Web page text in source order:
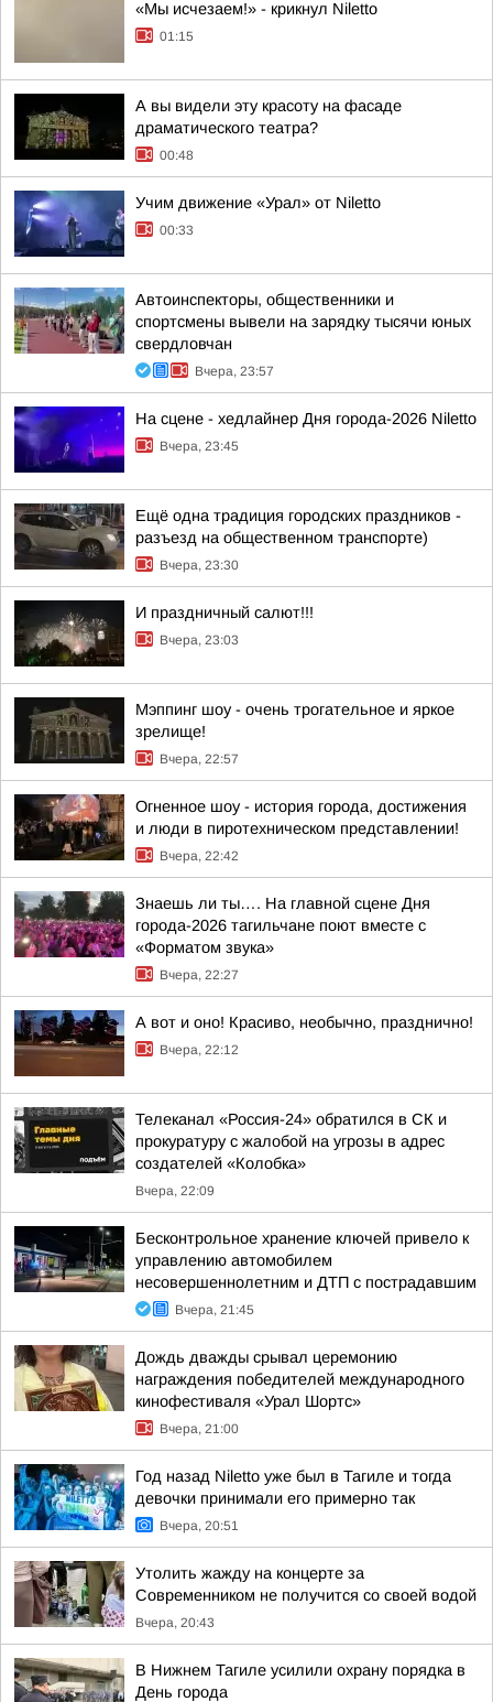
«Мы исчезаем!» - крикнул Niletto
01:15
А вы видели эту красоту на фасаде
драматического театра?
00:48
Учим движение «Урал» от Niletto
00:33
Автоинспекторы, общественники и
спортсмены вывели на зарядку тысячи юных
свердловчан
Вчера, 23:57
На сцене - хедлайнер Дня города-2026 Niletto
Вчера, 23:45
Ещё одна традиция городских праздников -
разъезд на общественном транспорте)
Вчера, 23:30
И праздничный салют!!!
Вчера, 23:03
Мэппинг шоу - очень трогательное и яркое
зрелище!
Вчера, 22:57
Огненное шоу - история города, достижения
и люди в пиротехническом представлении!
Вчера, 22:42
Знаешь ли ты…. На главной сцене Дня
города-2026 тагильчане поют вместе с
«Форматом звука»
Вчера, 22:27
А вот и оно! Красиво, необычно, празднично!
Вчера, 22:12
Телеканал «Россия-24» обратился в СК и
прокуратуру с жалобой на угрозы в адрес
создателей «Колобка»
Вчера, 22:09
Бесконтрольное хранение ключей привело к
управлению автомобилем
несовершеннолетним и ДТП с пострадавшим
Вчера, 21:45
Дождь дважды срывал церемонию
награждения победителей международного
кинофестиваля «Урал Шортс»
Вчера, 21:00
Год назад Niletto уже был в Тагиле и тогда
девочки принимали его примерно так
Вчера, 20:51
Утолить жажду на концерте за
Современником не получится со своей водой
Вчера, 20:43
В Нижнем Тагиле усилили охрану порядка в
День города